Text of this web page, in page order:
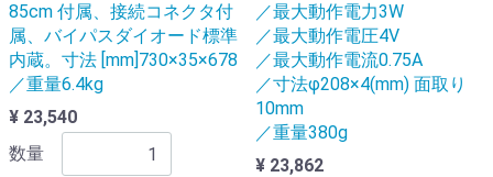
85cm 付属、接続コネクタ付
属、バイパスダイオード標準
内蔵。寸法 [mm]730×35×678
／重量6.4kg
¥ 23,540
数量
／最大動作電力3W
／最大動作電圧4V
／最大動作電流0.75A
／寸法φ208×4(mm) 面取り
10mm
／重量380g
¥ 23,862